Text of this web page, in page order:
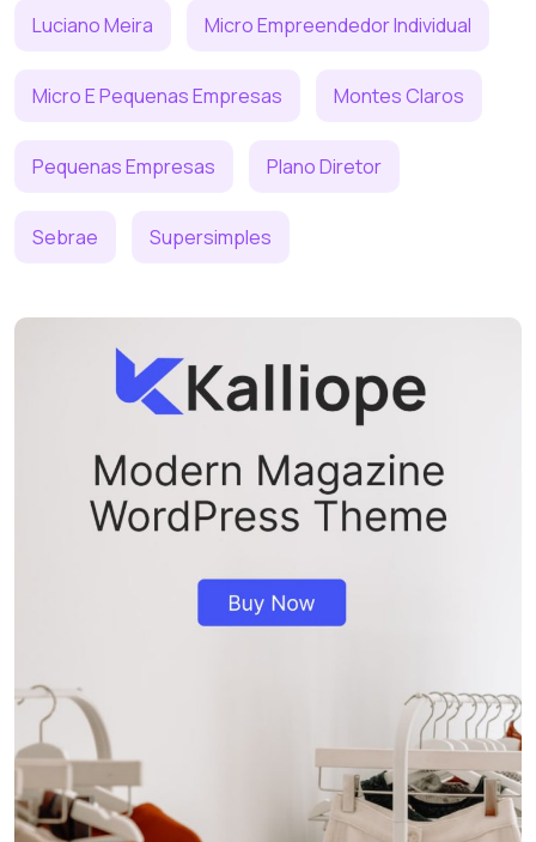
Luciano Meira Micro Empreendedor Individual
Micro E Pequenas Empresas Montes Claros
Pequenas Empresas Plano Diretor
Sebrae Supersimples